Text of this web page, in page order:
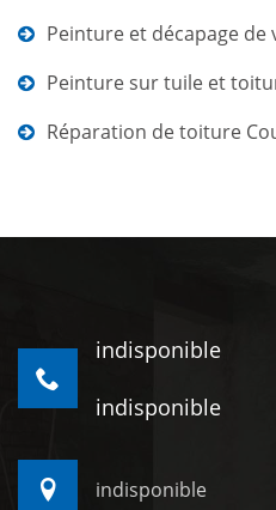
Peinture et décapage de
Peinture sur tuile et
Réparation de toiture
indisponible
indisponible
indisponible